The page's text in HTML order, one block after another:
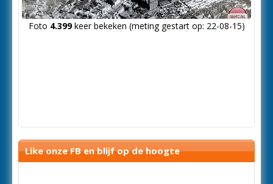
Foto 4.399keer bekeken (meting gestart op: 22-08-15)
Like onze FB en blijf op de hoogte